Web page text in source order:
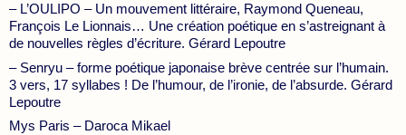
– L’OULIPO – Un mouvement littéraire, Raymond Queneau,
François Le Lionnais… Une création poétique en s’astreignant à
de nouvelles règles d’écriture. Gérard Lepoutre
– Senryu – forme poétique japonaise brève centrée sur l’humain.
3 vers, 17 syllabes ! De l’humour, de l’ironie, de l’absurde. Gérard
Lepoutre
Mys Paris – Daroca Mikael